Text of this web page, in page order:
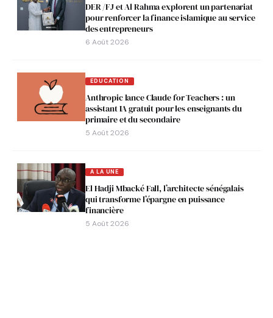
DER /FJ et Al Rahma explorent un partenariat
pour renforcer la finance islamique au service
des entrepreneurs
6 Août 2026
EDUCATION
Anthropic lance Claude for Teachers : un
assistant IA gratuit pour les enseignants du
primaire et du secondaire
5 Août 2026
A LA UNE
El Hadji Mbacké Fall, l’architecte sénégalais
qui transforme l’épargne en puissance
financière
5 Août 2026